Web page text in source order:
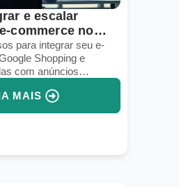
e escalar
commerce no
para integrar seu e-
Shopping e
com anúncios
MAIS